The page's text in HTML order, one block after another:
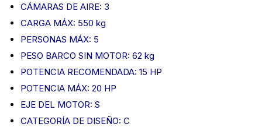
CÁMARAS DE AIRE: 3
CARGA MÁX: 550 kg
PERSONAS MÁX: 5
PESO BARCO SIN MOTOR: 62 kg
POTENCIA RECOMENDADA: 15 HP
POTENCIA MÁX: 20 HP
EJE DEL MOTOR: S
CATEGORÍA DE DISEÑO: C